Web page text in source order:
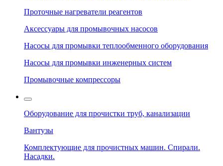
Проточные нагреватели реагентов
Аксессуары для промывочных насосов
Насосы для промывки теплообменного оборудования
Насосы для промывки инженерных систем
Промывочные компрессоры
Оборудование для прочистки труб, канализации
Вантузы
Комплектующие для прочистных машин. Спирали.
Насадки.